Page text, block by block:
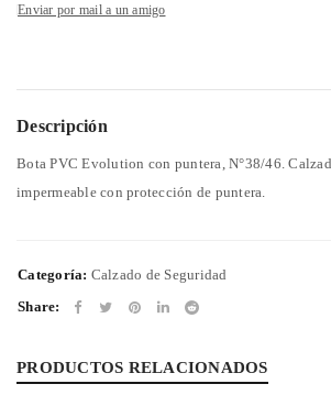
Enviar por mail a un amigo
Descripción
Bota PVC Evolution con puntera, N°38/46.
impermeable con protección de puntera.
Categoría: Calzado de Seguridad
Share:
PRODUCTOS RELACIONADOS